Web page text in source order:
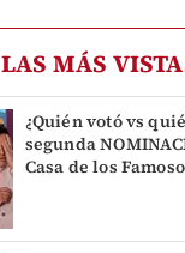
LAS MÁS
¿Quién votó vs
segunda
Casa de los